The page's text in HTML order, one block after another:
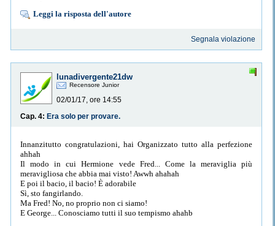
Leggi la risposta dell'autore
Segnala violazione
lunadivergente21dw
Recensore Junior
02/01/17, ore 14:55
Cap. 4: Era solo per provare.
Innanzitutto congratulazioni, hai Organizzato tutto alla perfezione
ahhah
Il modo in cui Hermione vede Fred... Come la meraviglia più
meravigliosa che abbia mai visto! Awwh ahahah
E poi il bacio, il bacio! È adorabile
Sì, sto fangirlando.
Ma Fred! No, no proprio non ci siamo!
E George... Conosciamo tutti il suo tempismo ahahb